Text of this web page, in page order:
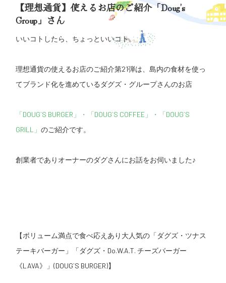
【理想通貨】使えるお店のご紹介「Doug’s
Group」さん
いいコトしたら、ちょっといいコト。
理想通貨の使えるお店のご紹介第21弾は、島内の食材を使っ
てブランド化を進めているダグズ・グループさんのお店
「DOUG`S BURGER」・ 「DOUG`S COFFEE」・
「DOUG`S
GRILL」のご紹介です。
創業者でありオーナーのダグさんにお話をお伺いました♪
【ボリューム満点で食べ応えあり大人気の「ダグズ・ツナス
テーキバーガー」「ダグズ・Do.W.A.T. チーズバーガー
《LAVA》」(DOUG`S BURGER)】